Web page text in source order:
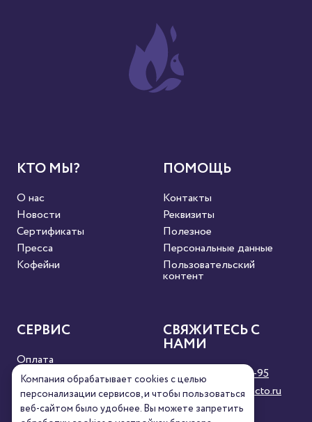
КТО МЫ?
О нас
Новости
Сертификаты
Пресса
Кофейни
ПОМОЩЬ
Контакты
Реквизиты
Полезное
Персональные данные
Пользовательский
контент
СЕРВИС
Оплата
Доставка
Условия продажи
Карта сайта
СВЯЖИТЕСЬ С
НАМИ
8 (800) 333-63-95
orders@torrefacto.ru
Компания обрабатывает cookies с целью
персонализации сервисов, и чтобы пользоваться
веб-сайтом было удобнее. Вы можете запретить